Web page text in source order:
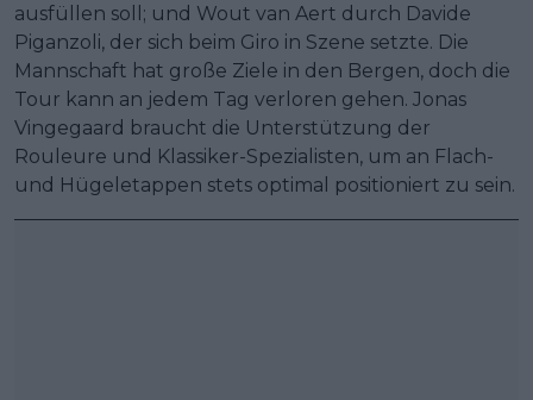
ausfüllen soll; und Wout van Aert durch Davide
Piganzoli, der sich beim Giro in Szene setzte. Die
Mannschaft hat große Ziele in den Bergen, doch die
Tour kann an jedem Tag verloren gehen. Jonas
Vingegaard braucht die Unterstützung der
Rouleure und Klassiker-Spezialisten, um an Flach-
und Hügeletappen stets optimal positioniert zu sein.